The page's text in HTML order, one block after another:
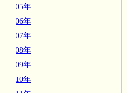
05年
06年
07年
08年
09年
10年